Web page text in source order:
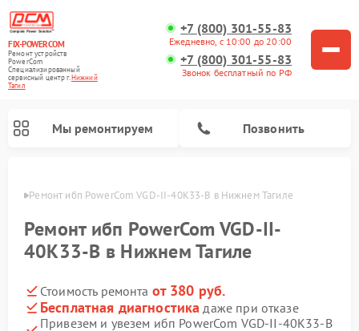
FIX-POWERCOM
Ремонт устройств
PowerCom
Специализированный
cервисный центр г.Нижний
Тагил
+7 (800) 301-55-83
Ежедневно, с 10:00 до 20:00
+7 (800) 301-55-83
Звонок бесплатный по РФ
Мы ремонтируем Позвонить
Ремонт ибп PowerCom VGD-II-40K33-B в Нижнем Тагиле
Ремонт ибп PowerCom VGD-II-
40K33-B в Нижнем Тагиле
Стоимость ремонта от 380 руб.
Бесплатная диагностика даже при отказе
Привезем и увезем ибп PowerCom VGD-II-40K33-B